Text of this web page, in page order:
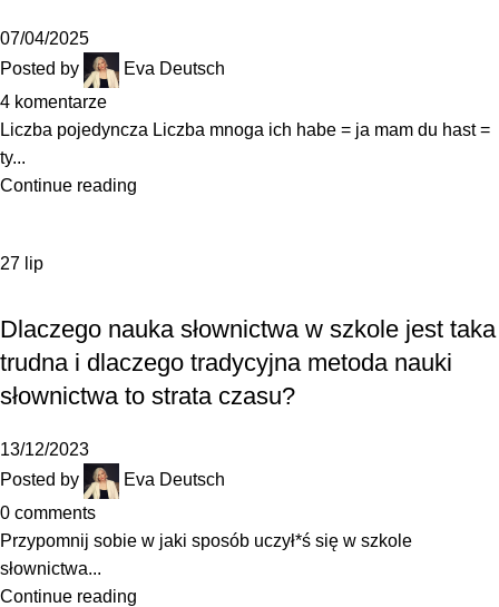
07/04/2025
Posted by
Eva Deutsch
4 komentarze
Liczba pojedyncza Liczba mnoga ich habe = ja mam du hast =
ty...
Continue reading
27 lip
Dlaczego nauka słownictwa w szkole jest taka
trudna i dlaczego tradycyjna metoda nauki
słownictwa to strata czasu?
13/12/2023
Posted by
Eva Deutsch
0 comments
Przypomnij sobie w jaki sposób uczył*ś się w szkole
słownictwa...
Continue reading